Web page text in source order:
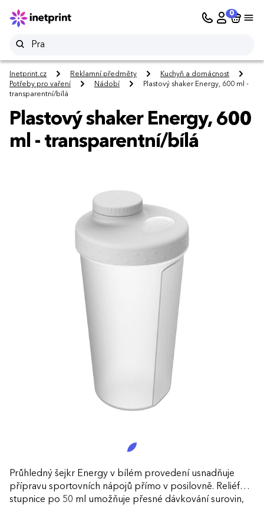
0
Inetprint.cz Reklamní předměty
Kuchyň a domácnost
Potřeby pro vaření
Nádobí
Plastový shaker Energy, 600 ml -
transparentní/bílá
Plastový shaker Energy, 600
ml - transparentní/bílá
Průhledný šejkr Energy v bílém provedení usnadňuje
přípravu sportovních nápojů přímo v posilovně. Reliéfní
stupnice po 50 ml umožňuje přesné dávkování surovin,